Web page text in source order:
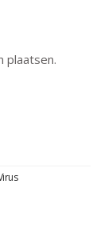
plaatsen.